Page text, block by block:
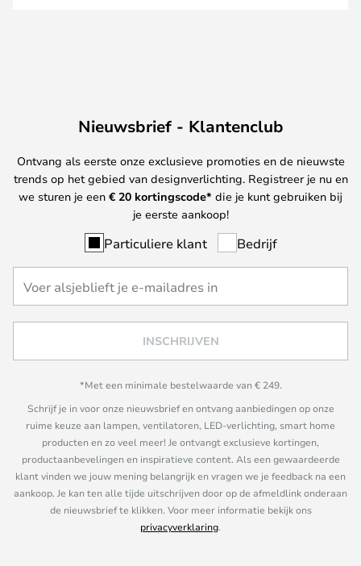
Nieuwsbrief - Klantenclub
Ontvang als eerste onze exclusieve promoties en de nieuwste
trends op het gebied van designverlichting. Registreer je nu en
we sturen je een € 20 kortingscode* die je kunt gebruiken bij
je eerste aankoop!
Particuliere klant Bedrijf
INSCHRIJVEN
*Met een minimale bestelwaarde van € 249.
Schrijf je in voor onze nieuwsbrief en ontvang aanbiedingen op onze
ruime keuze aan lampen, ventilatoren, LED-verlichting, smart home
producten en zo veel meer! Je ontvangt exclusieve kortingen,
productaanbevelingen en inspiratieve content. Als een gewaardeerde
klant vinden we jouw mening belangrijk en vragen we je feedback na een
aankoop. Je kan ten alle tijde uitschrijven door op de afmeldlink onderaan
de nieuwsbrief te klikken. Voor meer informatie bekijk ons
privacyverklaring.